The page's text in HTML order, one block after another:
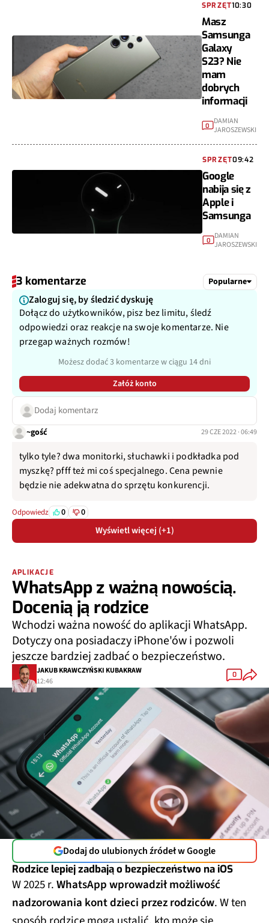
SPRZĘT10:30
Masz
Samsunga
Galaxy
S23? Nie
mam
dobrych
informacji
0
DAMIAN
JAROSZEWSKI
SPRZĘT09:42
Google
nabija się z
Apple i
Samsunga
0
DAMIAN
JAROSZEWSKI
3 komentarze Popularne
Zaloguj się, by śledzić dyskuję
Dołącz do użytkowników, pisz bez limitu, śledź
odpowiedzi oraz reakcje na swoje komentarze. Nie
przegap ważnych rozmów!
Możesz dodać 3 komentarze w ciągu 14 dni
Załóż konto
Dodaj komentarz
~gość 29 CZE 2022 · 06:49
tylko tyle? dwa monitorki, słuchawki i podkładka pod
myszkę? pfff też mi coś specjalnego. Cena pewnie
będzie nie adekwatna do sprzętu konkurencji.
Odpowiedz 0 0
Wyświetl więcej (+1)
APLIKACJE
WhatsApp z ważną nowością.
Docenią ją rodzice
Wchodzi ważna nowość do aplikacji WhatsApp.
Dotyczy ona posiadaczy iPhone'ów i pozwoli
jeszcze bardziej zadbać o bezpieczeństwo.
JAKUB KRAWCZYŃSKI KUBAKRAW
12:46
0
Dodaj do ulubionych źródeł w Google
Rodzice lepiej zadbają o bezpieczeństwo na iOS
W 2025 r.WhatsApp wprowadził możliwość
nadzorowania kont dzieci przez rodziców. W ten